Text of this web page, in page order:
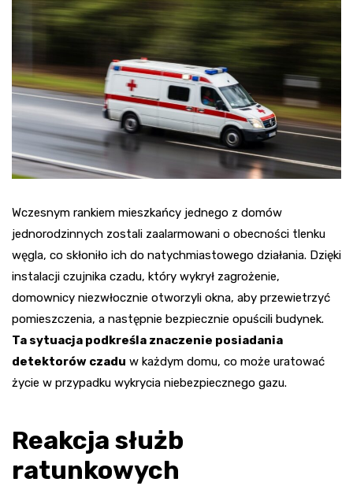
Wczesnym rankiem mieszkańcy jednego z domów
jednorodzinnych zostali zaalarmowani o obecności tlenku
węgla, co skłoniło ich do natychmiastowego działania. Dzięki
instalacji czujnika czadu, który wykrył zagrożenie,
domownicy niezwłocznie otworzyli okna, aby przewietrzyć
pomieszczenia, a następnie bezpiecznie opuścili budynek.
Ta sytuacja podkreśla znaczenie posiadania
detektorów czadu w każdym domu, co może uratować
życie w przypadku wykrycia niebezpiecznego gazu.
Reakcja służb
ratunkowych